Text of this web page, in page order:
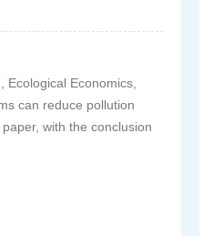
Economics,
can reduce pollution
with the conclusion